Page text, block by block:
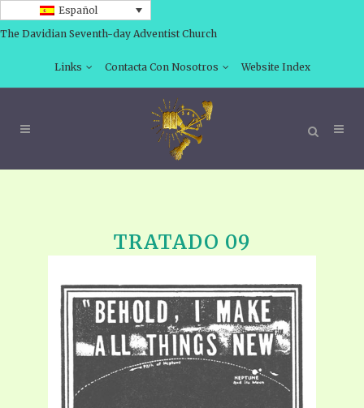
Español
The Davidian Seventh-day Adventist Church
Links Contacta Con Nosotros Website Index
TRATADO 09